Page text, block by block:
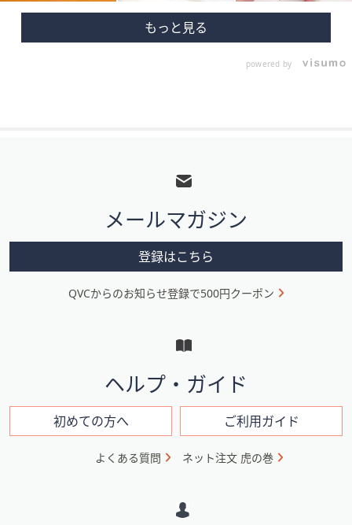
powered by
メ
ニ
ン
メールマガジン
登録はこちら
QVCからのお知らせ登録で500円クーポン
ヘルプ・ガイド
初めての方へ ご利用ガイド
よくある質問 ネット注文 虎の巻